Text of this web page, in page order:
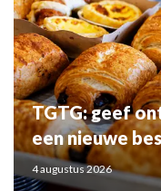
TGTG: geef
een nieuwe
4 augustus 2026